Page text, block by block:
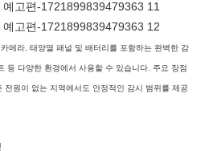
메라, 태양열 패널 및 배터리를 포함하는 완벽한 감
등 다양한 환경에서 사용할 수 있습니다. 주요 장점
원이 없는 지역에서도 안정적인 감시 범위를 제공